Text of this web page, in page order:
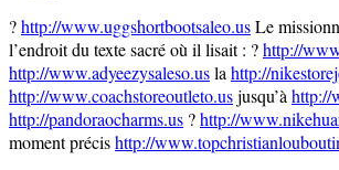
?http://www.uggshortbootsaleo.usLe
l’endroit du texte sacré où il lisait : ?http://
http://www.adyeezysaleso.usla http://
http://www.coachstoreoutleto.usjusqu’à http://
http://pandoraocharms.us ?http://
moment précishttp://